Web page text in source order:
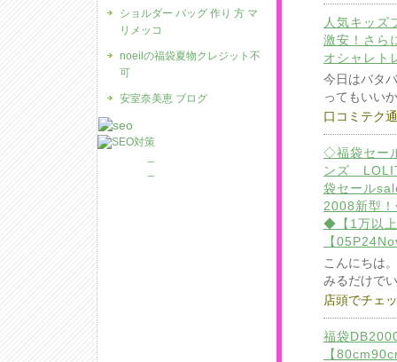
人気キッ
激安！さら
オシャレト
今日はバタ
ってもいい
口コミテク
◇福袋セー
ンズ
袋セール
2008新型
◆【1万以
【
こんにちは
みるだけで
店頭でチェ
福袋
【
ショルダー バッグ 作り 方 マ
リメッコ
noeilの福袋夏物クレジット不
可
安室奈美恵 ブログ